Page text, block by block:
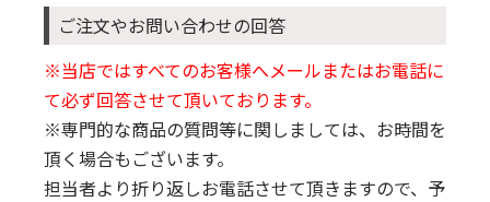
ご注文やお問い合わせの回答
※当店ではすべてのお客様へメールまたはお電話に
て必ず回答させて頂いております。
※専門的な商品の質問等に関しましては、お時間を
頂く場合もございます。
担当者より折り返しお電話させて頂きますので、予